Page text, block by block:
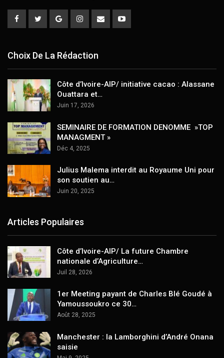
Choix De La Rédaction
Côte d’Ivoire-AIP/ initiative cacao : Alassane
Ouattara et…
Juin 17, 2026
SEMINAIRE DE FORMATION DENOMME »TOP
MANAGMENT »
Déc 4, 2025
Julius Malema interdit au Royaume Uni pour
son soutien au…
Juin 20, 2025
Articles Populaires
Côte d’Ivoire-AIP/ La future Chambre
nationale d’Agriculture…
Juil 28, 2026
1er Meeting payant de Charles Blé Goudé à
Yamoussoukro ce 30…
Août 28, 2025
Manchester : la Lamborghini d’André Onana
saisie